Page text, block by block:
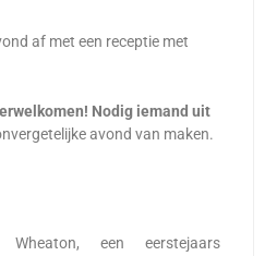
af met een receptie met
Nodig iemand uit
avond van maken.
een eerstejaars